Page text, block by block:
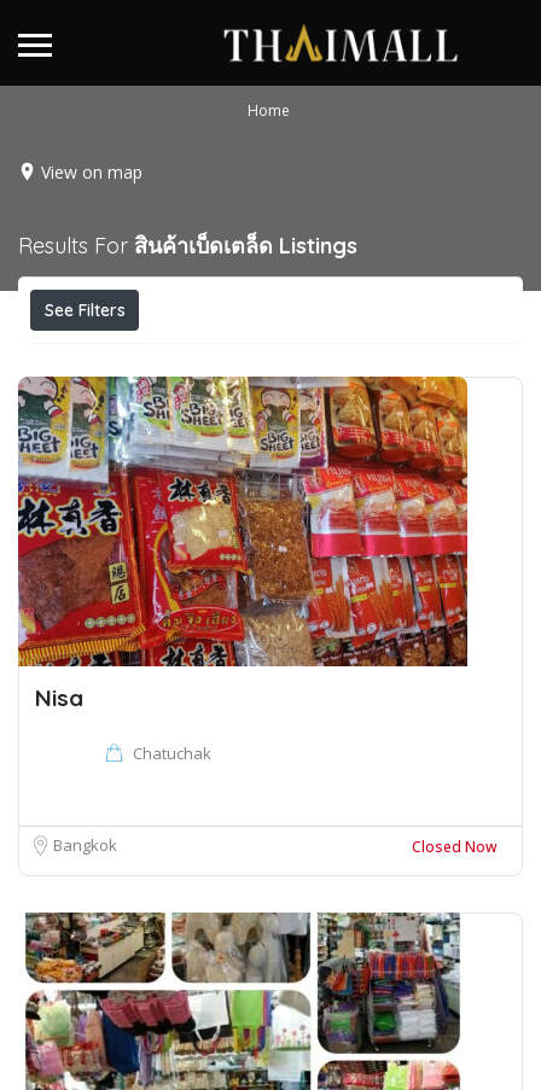
Home
View on map
Results For สินค้าเบ็ดเตล็ด Listings
See Filters
Nisa
Chatuchak
Bangkok Closed Now